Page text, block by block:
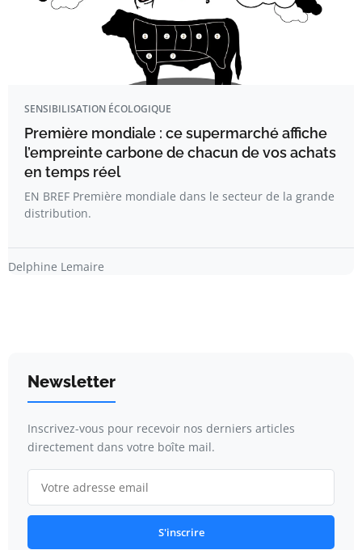
SENSIBILISATION ÉCOLOGIQUE
Première mondiale : ce supermarché affiche
l’empreinte carbone de chacun de vos achats
en temps réel
EN BREF Première mondiale dans le secteur de la grande
distribution.
Delphine Lemaire
Newsletter
Inscrivez-vous pour recevoir nos derniers articles
directement dans votre boîte mail.
S'inscrire